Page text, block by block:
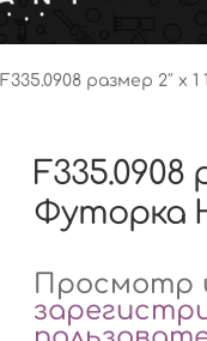
F335.0908 размер 2″ x
F335.0908
Футорка
Просмотр